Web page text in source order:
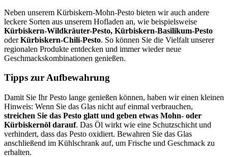
Neben unserem Kürbiskern-Mohn-Pesto bieten wir auch andere
leckere Sorten aus unserem Hofladen an, wie beispielsweise
Kürbiskern-Wildkräuter-Pesto, Kürbiskern-Basilikum-Pesto
oderKürbiskern-Chili-Pesto. So können Sie die Vielfalt unserer
regionalen Produkte entdecken und immer wieder neue
Geschmackskombinationen genießen.
Tipps zur Aufbewahrung
Damit Sie Ihr Pesto lange genießen können, haben wir einen kleinen
Hinweis: Wenn Sie das Glas nicht auf einmal verbrauchen,
streichen Sie das Pesto glatt und geben etwas Mohn- oder
Kürbiskernöl darauf. Das Öl wirkt wie eine Schutzschicht und
verhindert, dass das Pesto oxidiert. Bewahren Sie das Glas
anschließend im Kühlschrank auf, um Frische und Geschmack zu
erhalten.